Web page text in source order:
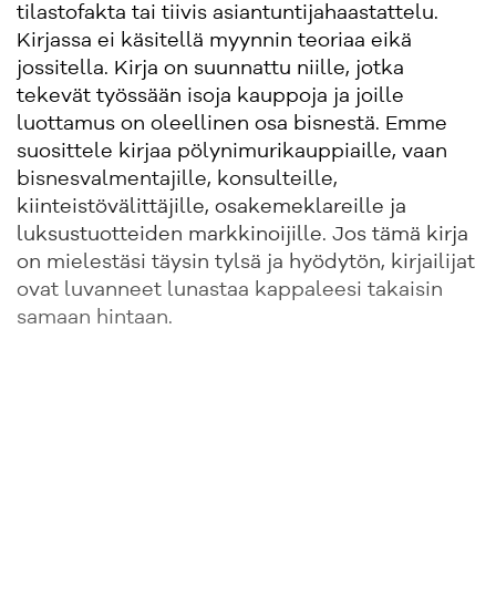
tilastofakta tai tiivis asiantuntijahaastattelu.
Kirjassa ei käsitellä myynnin teoriaa eikä
jossitella. Kirja on suunnattu niille, jotka
tekevät työssään isoja kauppoja ja joille
luottamus on oleellinen osa bisnestä. Emme
suosittele kirjaa pölynimurikauppiaille, vaan
bisnesvalmentajille, konsulteille,
kiinteistövälittäjille, osakemeklareille ja
luksustuotteiden markkinoijille. Jos tämä kirja
on mielestäsi täysin tylsä ja hyödytön, kirjailijat
ovat luvanneet lunastaa kappaleesi takaisin
samaan hintaan.